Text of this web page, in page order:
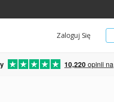
Zaloguj Się
10,220 opinii na